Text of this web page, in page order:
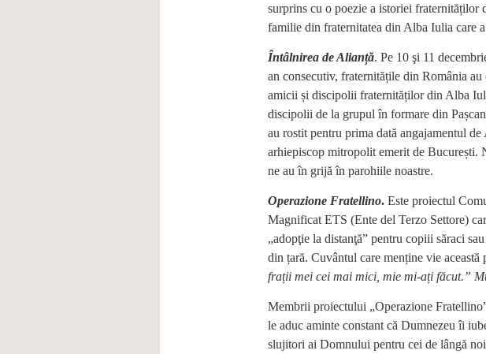
surprins cu o poezie a istoriei
familie din fraternitatea din Alba Iulia care
Întâlnirea de Alianță. Pe 10 şi 11
an consecutiv, fraternitățile din România
amicii și discipolii fraternităților din Alba
discipolii de la grupul în formare din
au rostit pentru prima dată angajamentul
arhiepiscop mitropolit emerit de București.
ne au în grijă în parohiile noastre.
Operazione Fratellino. Este proiectul
Magnificat ETS (Ente del Terzo Settore)
„adopţie la distanţă” pentru copiii săraci
din țară. Cuvântul care menține vie această
frații mei cei mai mici, mie mi-ați făcut.”
Membrii proiectului „Operazione
le aduc aminte constant că Dumnezeu îi
slujitori ai Domnului pentru cei de lângă